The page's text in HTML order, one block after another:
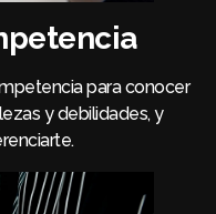
para conocer
y debilidades, y